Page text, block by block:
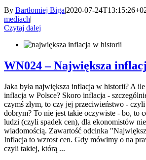
By Bartłomiej Biga|2020-07-
mediach|
Czytaj dalej
WN024 – Największa
Jaka była największa inflacja w historii? A
inflacja w Polsce? Skoro inflacja -
czymś złym, to czy jej przeciwieństwo -
dobrym? To nie jest takie oczywiste - bo, to
ludzi (czyli spadek cen), dla ekonomistów
wiadomością. Zawartość odcinka
Inflacja to wzrost cen. Gdy mówimy o na
czyli takiej, którą ...